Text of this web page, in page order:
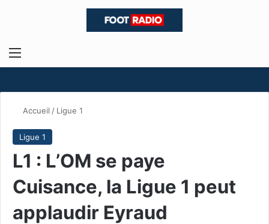
Menu
Accueil / Ligue 1
Ligue 1
L1 : L’OM se paye
Cuisance, la Ligue 1 peut
applaudir Eyraud